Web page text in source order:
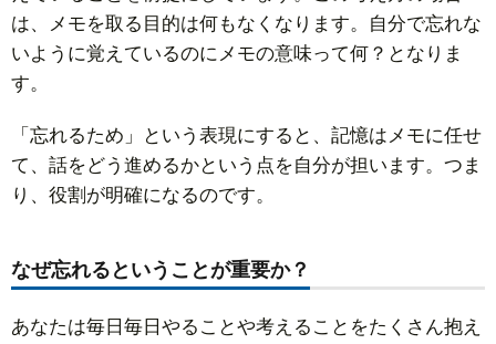
は、メモを取る目的は何もなくなります。自分で忘れな
いように覚えているのにメモの意味って何？となりま
す。
「忘れるため」という表現にすると、記憶はメモに任せ
て、話をどう進めるかという点を自分が担います。つま
り、役割が明確になるのです。
なぜ忘れるということが重要か？
あなたは毎日毎日やることや考えることをたくさん抱え